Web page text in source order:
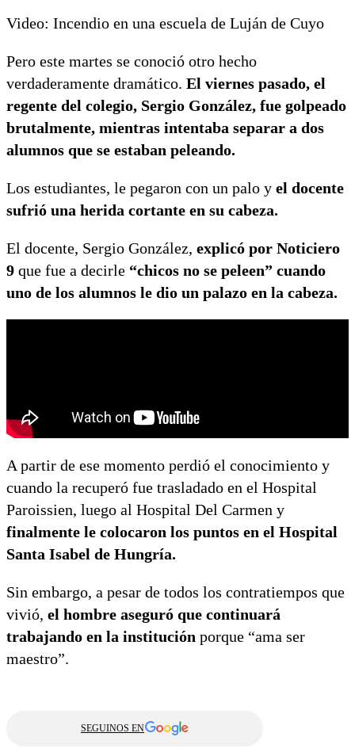
Video: Incendio en una escuela de Luján de Cuyo
Pero este martes se conoció otro hecho
verdaderamente dramático. El viernes pasado, el
regente del colegio, Sergio González, fue golpeado
brutalmente, mientras intentaba separar a dos
alumnos que se estaban peleando.
Los estudiantes, le pegaron con un palo y el docente
sufrió una herida cortante en su cabeza.
El docente, Sergio González, explicó por Noticiero
9 que fue a decirle “chicos no se peleen” cuando
uno de los alumnos le dio un palazo en la cabeza.
A partir de ese momento perdió el conocimiento y
cuando la recuperó fue trasladado en el Hospital
Paroissien, luego al Hospital Del Carmen y
finalmente le colocaron los puntos en el Hospital
Santa Isabel de Hungría.
Sin embargo, a pesar de todos los contratiempos que
vivió, el hombre aseguró que continuará
trabajando en la institución porque “ama ser
maestro”.
SEGUINOS EN